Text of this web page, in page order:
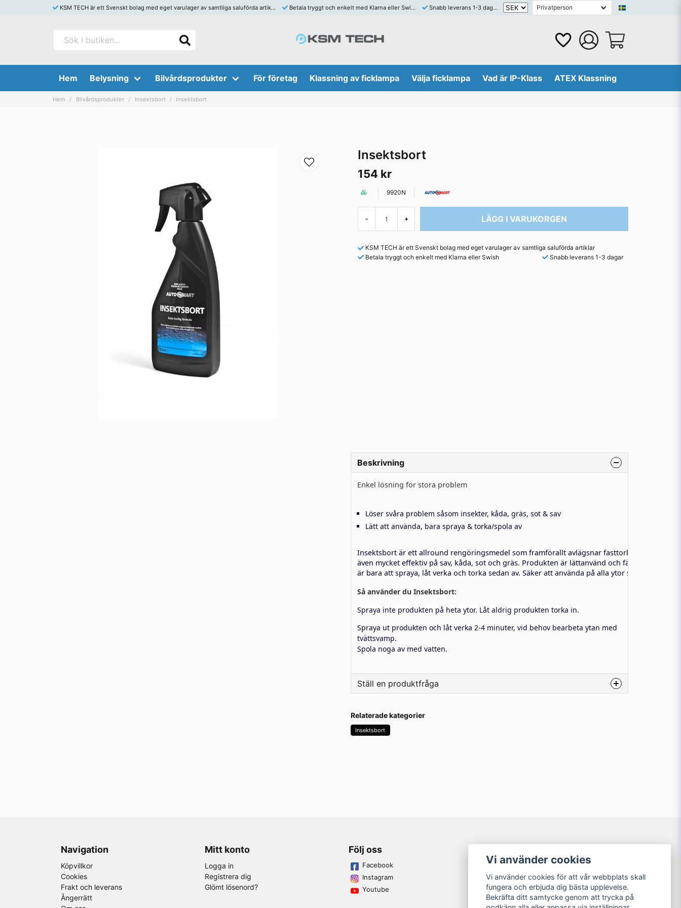
KSM TECH är ett Svenskt bolag med eget varulager av samtliga saluförda artiklar Betala tryggt och enkelt med Klarna eller Swish Snabb leverans 1-3 dagar
Hem Belysning Bilvårdsprodukter För företag Klassning av ficklampa Välja ficklampa Vad är IP-Klass ATEX Klassning
Hem Bilvårdsprodukter Insektsbort Insektsbort
Insektsbort
154 kr
9920N
- + LÄGG I VARUKORGEN
KSM TECH är ett Svenskt bolag med eget varulager av samtliga saluförda artiklar
Betala tryggt och enkelt med Klarna eller Swish
Snabb leverans 1-3 dagar
Beskrivning
Insektsbort
Enkel lösning för stora problem
Löser svåra problem såsom insekter, kåda, gräs, sot & sav
Lätt att använda, bara spraya & torka/spola av
Insektsbort är ett allround rengöringsmedel som framförallt avlägsnar fasttorkade insekter
även mycket effektiv på sav, kåda, sot och gräs. Produkten är lättanvänd och färdigblandad,
är bara att spraya, låt verka och torka sedan av. Säker att använda på alla ytor som tål vatten.
Så använder du Insektsbort:
Spraya inte produkten på heta ytor. Låt aldrig produkten torka in.
Spraya ut produkten och låt verka 2-4 minuter, vid behov bearbeta ytan med
tvättsvamp.
Spola noga av med vatten.
Ställ en produktfråga
Fråga oss något om denna produkten...
Skicka fråga
Relaterade kategorier
Insektsbort
Navigation
Köpvillkor
Cookies
Frakt och leverans
Ångerrätt
Mitt konto
Logga in
Registrera dig
Glömt lösenord?
Följ oss
Facebook
Instagram
Youtube
Vi använder cookies
Vi använder cookies för att vår webbplats skall
fungera och erbjuda dig bästa upplevelse.
Bekräfta ditt samtycke genom att trycka på